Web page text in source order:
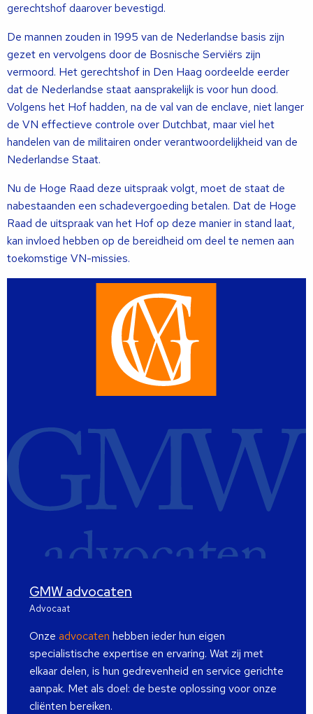
gerechtshof daarover bevestigd.
De mannen zouden in 1995 van de Nederlandse basis zijn
gezet en vervolgens door de Bosnische Serviërs zijn
vermoord. Het gerechtshof in Den Haag oordeelde eerder
dat de Nederlandse staat aansprakelijk is voor hun dood.
Volgens het Hof hadden, na de val van de enclave, niet langer
de VN effectieve controle over Dutchbat, maar viel het
handelen van de militairen onder verantwoordelijkheid van de
Nederlandse Staat.
Nu de Hoge Raad deze uitspraak volgt, moet de staat de
nabestaanden een schadevergoeding betalen. Dat de Hoge
Raad de uitspraak van het Hof op deze manier in stand laat,
kan invloed hebben op de bereidheid om deel te nemen aan
toekomstige VN-missies.
GMW advocaten
Advocaat
Onze advocaten hebben ieder hun eigen
specialistische expertise en ervaring. Wat zij met
elkaar delen, is hun gedrevenheid en service gerichte
aanpak. Met als doel: de beste oplossing voor onze
cliënten bereiken.